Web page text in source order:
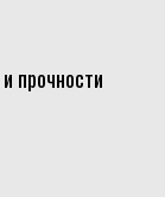
прочности